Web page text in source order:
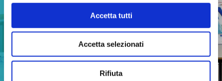
Accetta tutti
Accetta selezionati
Rifiuta